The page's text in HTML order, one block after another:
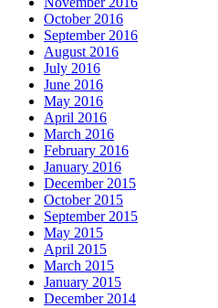
October 2016
September 2016
August 2016
July 2016
June 2016
May 2016
April 2016
March 2016
February 2016
January 2016
December 2015
October 2015
September 2015
May 2015
April 2015
March 2015
January 2015
December 2014